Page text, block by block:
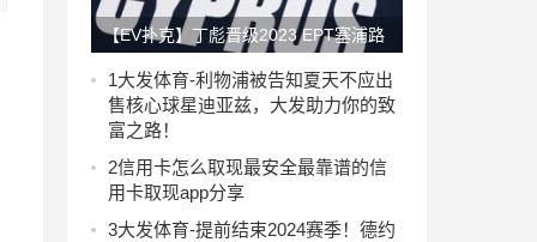
【EV扑克】丁彪晋级2023 EPT塞浦路
斯神秘赏金赛Day2 Wesley涉嫌诈骗事
件大反转
1大发体育-利物浦被告知夏天不应出
售核心球星迪亚兹，大发助力你的致
富之路！
2信用卡怎么取现最安全最靠谱的信
用卡取现app分享
3大发体育-提前结束2024赛季！德约